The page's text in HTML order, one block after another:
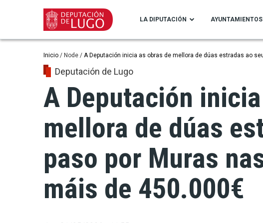
principal
LA DIPUTACIÓN AYUNTAMIENTOS
Ruta
de
navegación
Inicio Node A Deputación inicia as obras de mellora de dúas estradas ao
Deputación de Lugo
A Deputación
mellora de dúas
paso por Muras
máis de 450.000€